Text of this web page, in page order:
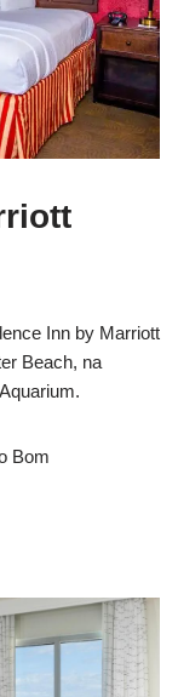
Inn by Marriott
Beach, na
Bom